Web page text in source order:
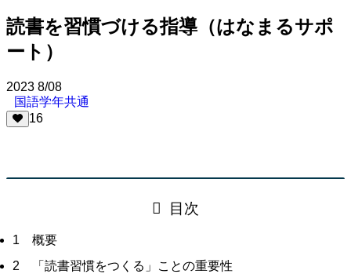
読書を習慣づける指導（はなまるサポ
ート）
2023 8/08
国語学年共通
16
目次
1 概要
2 「読書習慣をつくる」ことの重要性